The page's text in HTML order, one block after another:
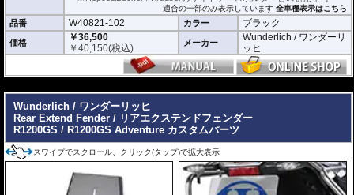
適合の一部のみ表示しています全車種表示はこちら
品番 W40821-102 カラー ブラック
価格
￥36,500
￥40,150(税込) メーカー
Wunderlich / ワンダーリ
ッヒ
Wunderlich / ワンダーリッヒ
Rear Extend Fender / リアエクステンドフェンダー
R1200GS / R1200GS Adventure カスタムパーツ
スワイプでスクロール、クリック(タップ)で拡大表示